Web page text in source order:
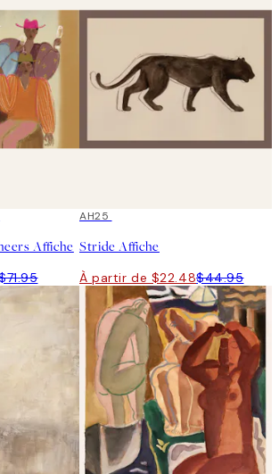
Affiche
50%*
AH25
Stride Affiche
À partir de $22.48$44.95